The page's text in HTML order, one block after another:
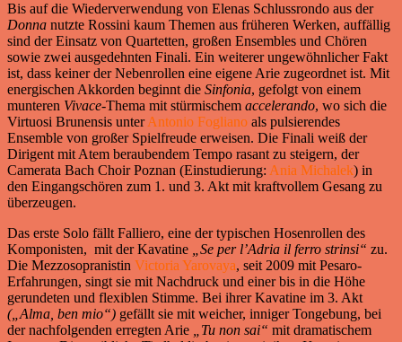
Bis auf die Wiederverwendung von Elenas Schlussrondo aus der
Donna nutzte Rossini kaum Themen aus früheren Werken, auffällig
sind der Einsatz von Quartetten, großen Ensembles und Chören
sowie zwei ausgedehnten Finali. Ein weiterer ungewöhnlicher Fakt
ist, dass keiner der Nebenrollen eine eigene Arie zugeordnet ist. Mit
energischen Akkorden beginnt die Sinfonia, gefolgt von einem
munteren Vivace-Thema mit stürmischem accelerando, wo sich die
Virtuosi Brunensis unterAntonio Fogliano als pulsierendes
Ensemble von großer Spielfreude erweisen. Die Finali weiß der
Dirigent mit Atem beraubendem Tempo rasant zu steigern, der
Camerata Bach Choir Poznan (Einstudierung: Ania Michalek) in
den Eingangschören zum 1. und 3. Akt mit kraftvollem Gesang zu
überzeugen.
Das erste Solo fällt Falliero, eine der typischen Hosenrollen des
Komponisten, mit der Kavatine
„Se per l’Adria il ferro strinsi“ zu.
Die Mezzosopranistin Victoria Yarovaya, seit 2009 mit Pesaro-
Erfahrungen, singt sie mit Nachdruck und einer bis in die Höhe
gerundeten und flexiblen Stimme. Bei ihrer Kavatine im 3. Akt
(„Alma, ben mio“) gefällt sie mit weicher, inniger Tongebung, bei
der nachfolgenden erregten Arie
„Tu non sai“ mit dramatischem